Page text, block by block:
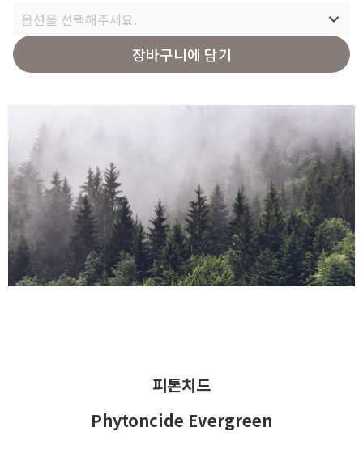
옵션을 선택해주세요.
장바구니에 담기
피톤치드
Phytoncide Evergreen